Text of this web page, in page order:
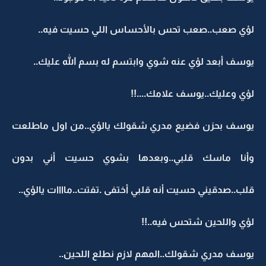
لؤي صعب..صعب تحس بالأحساس اللي حسيت فيه..
يوسف أبعد لؤي عنه شوي وابتسم له بسم الله عليك..
لؤي وعليك..يوسف علامك....!!
يوسف بحزن فضيع مدري شقولك يالؤي..من اول ماطلعت
وأنا ماسك قلبي..وبعدها بشوي حسيت أني بدون
قلب..صدقيني حسيت أنه قلبي أختفى .تفتت..ماااات يالؤي..
لؤي واللحين شتحس فيه..!!
يوسف مدري شقولك..المهم لازم نطلع اللحين..